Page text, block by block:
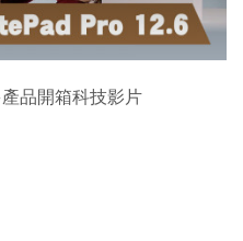
產品開箱科技影片